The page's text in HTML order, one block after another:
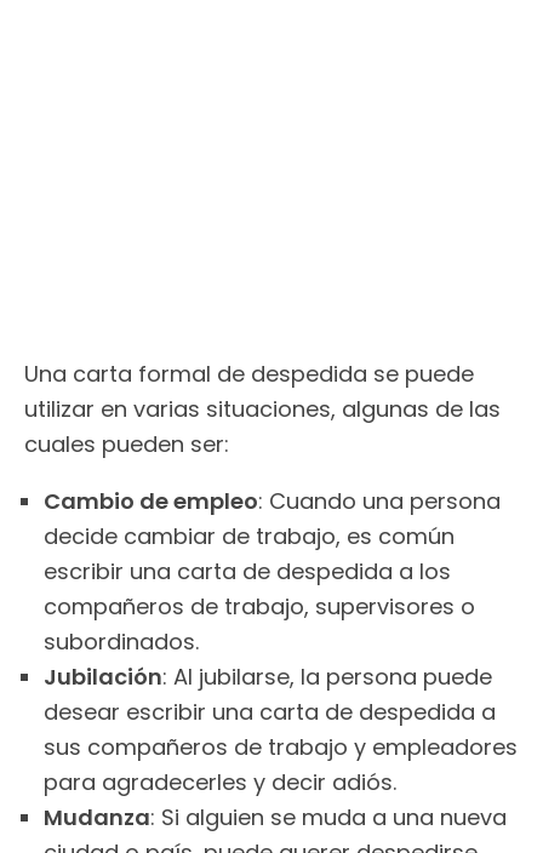
Una carta formal de despedida se puede
utilizar en varias situaciones, algunas de las
cuales pueden ser:
Cambio de empleo: Cuando una persona
decide cambiar de trabajo, es común
escribir una carta de despedida a los
compañeros de trabajo, supervisores o
subordinados.
Jubilación: Al jubilarse, la persona puede
desear escribir una carta de despedida a
sus compañeros de trabajo y empleadores
para agradecerles y decir adiós.
Mudanza: Si alguien se muda a una nueva